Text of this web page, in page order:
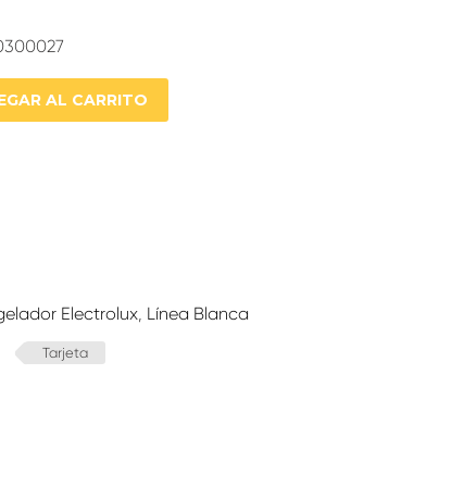
AL CARRITO
Electrolux, Línea Blanca
Tarjeta